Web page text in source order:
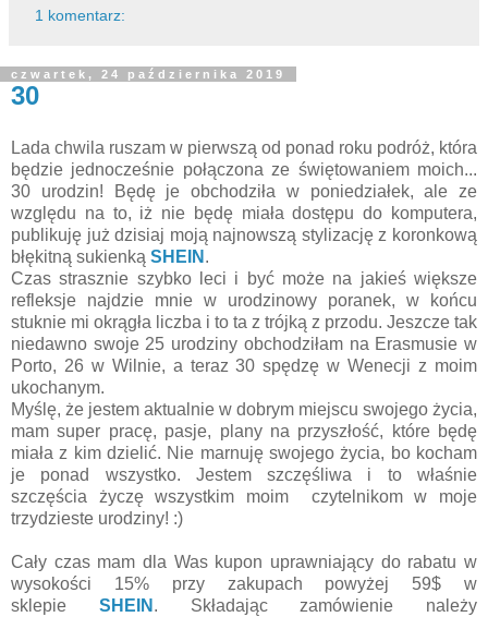
1 komentarz:
czwartek, 24 października 2019
30
Lada chwila ruszam w pierwszą od ponad roku podróż, która
będzie jednocześnie połączona ze świętowaniem moich...
30 urodzin! Będę je obchodziła w poniedziałek, ale ze
względu na to, iż nie będę miała dostępu do komputera,
publikuję już dzisiaj moją najnowszą stylizację z koronkową
błękitną sukienką SHEIN .
Czas strasznie szybko leci i być może na jakieś większe
refleksje najdzie mnie w urodzinowy poranek, w końcu
stuknie mi okrągła liczba i to ta z trójką z przodu. Jeszcze tak
niedawno swoje 25 urodziny obchodziłam na Erasmusie w
Porto, 26 w Wilnie, a teraz 30 spędzę w Wenecji z moim
ukochanym.
Myślę, że jestem aktualnie w dobrym miejscu swojego życia,
mam super pracę, pasje, plany na przyszłość, które będę
miała z kim dzielić. Nie marnuję swojego życia, bo kocham
je ponad wszystko. Jestem szczęśliwa i to właśnie
szczęścia życzę wszystkim moim czytelnikom w moje
trzydzieste urodziny! :)
Cały czas mam dla Was kupon uprawniający do rabatu w
wysokości 15% przy zakupach powyżej 59$ w
sklepie SHEIN . Składając zamówienie należy